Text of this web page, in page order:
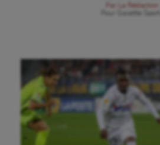
Par
La Rédaction
Gazette Sports